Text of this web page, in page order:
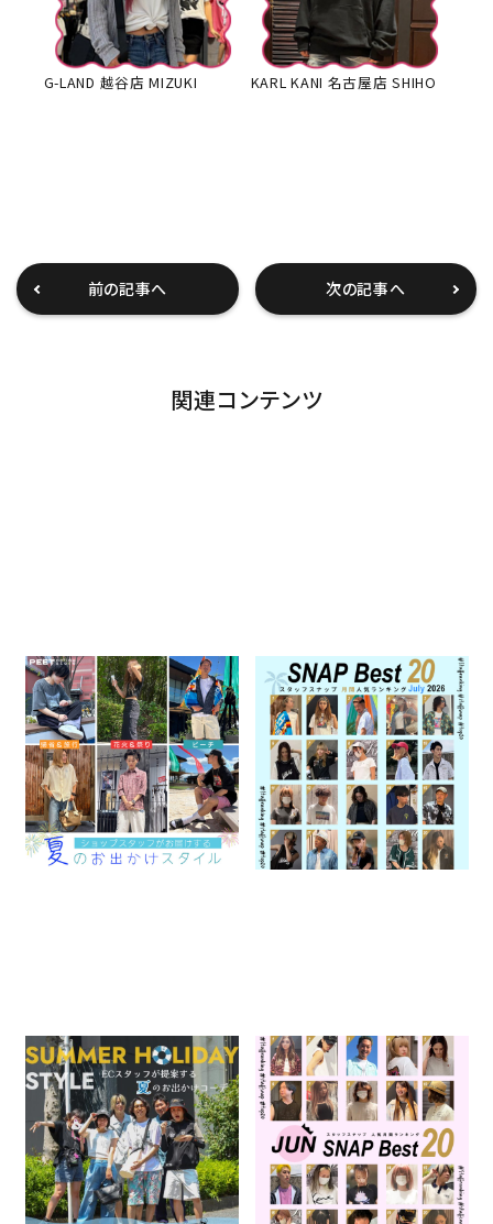
G-LAND 越谷店 MIZUKI KARL KANI 名古屋店 SHIHO
前の記事へ 次の記事へ
関連コンテンツ
＼ショップスタッフがお届けす
る／ 夏のお出かけスタイル
2026.08.07
スタッフコンテンツ 特集一覧
MONTHLY STAFF SNAP
BEST 20
2026.08.04
スタッフコンテンツ 特集一覧
SUMMER HOLIDAY STYLE
2026.07.24
スタッフコンテンツ 特集一覧
MONTHLY STAFF SNAP
BEST 20
2026.07.01
スタッフコンテンツ 特集一覧